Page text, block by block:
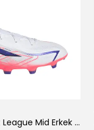
Adidas F50 Hyperfast League Mid Erkek Krampon (IH7090)